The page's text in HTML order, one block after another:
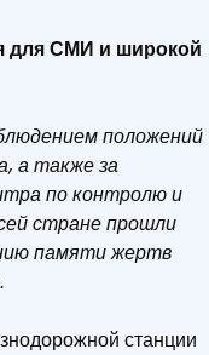
для СМИ и широкой
положений
а также за
по контролю и
стране прошли
памяти жертв
станции